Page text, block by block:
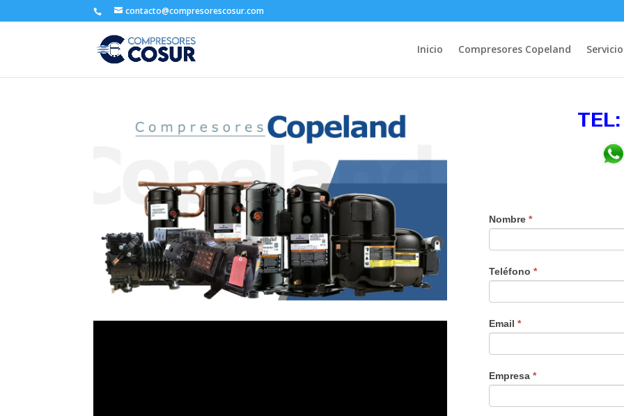
contacto@compresorescosur.com
Inicio Compresores Copeland
Nombre *
Teléfono *
Email *
Empresa *